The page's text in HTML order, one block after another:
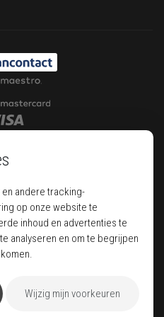
andere tracking-
op onze website te
inhoud en advertenties te
analyseren en om te begrijpen
Wijzig mijn voorkeuren
luxury travel